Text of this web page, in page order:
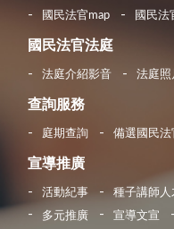
國民法官map 國民法
國民法官法庭
法庭介紹影音 法庭照
查詢服務
庭期查詢 備選國民法
宣導推廣
活動紀事 種子講師人
多元推廣
宣導文宣